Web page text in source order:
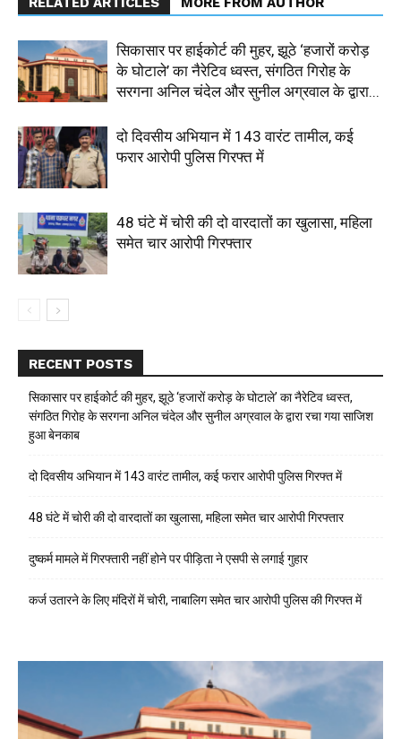
सिकासार पर हाईकोर्ट की मुहर, झूठे ‘हजारों करोड़
के घोटाले’ का नैरेटिव ध्वस्त, संगठित गिरोह के
सरगना अनिल चंदेल और सुनील अग्रवाल के द्वारा...
दो दिवसीय अभियान में 143 वारंट तामील, कई
फरार आरोपी पुलिस गिरफ्त में
48 घंटे में चोरी की दो वारदातों का खुलासा, महिला
समेत चार आरोपी गिरफ्तार
RECENT POSTS
सिकासार पर हाईकोर्ट की मुहर, झूठे ‘हजारों करोड़ के घोटाले’ का नैरेटिव ध्वस्त,
संगठित गिरोह के सरगना अनिल चंदेल और सुनील अग्रवाल के द्वारा रचा गया साजिश
हुआ बेनकाब
दो दिवसीय अभियान में 143 वारंट तामील, कई फरार आरोपी पुलिस गिरफ्त में
48 घंटे में चोरी की दो वारदातों का खुलासा, महिला समेत चार आरोपी गिरफ्तार
दुष्कर्म मामले में गिरफ्तारी नहीं होने पर पीड़िता ने एसपी से लगाई गुहार
कर्ज उतारने के लिए मंदिरों में चोरी, नाबालिग समेत चार आरोपी पुलिस की गिरफ्त में